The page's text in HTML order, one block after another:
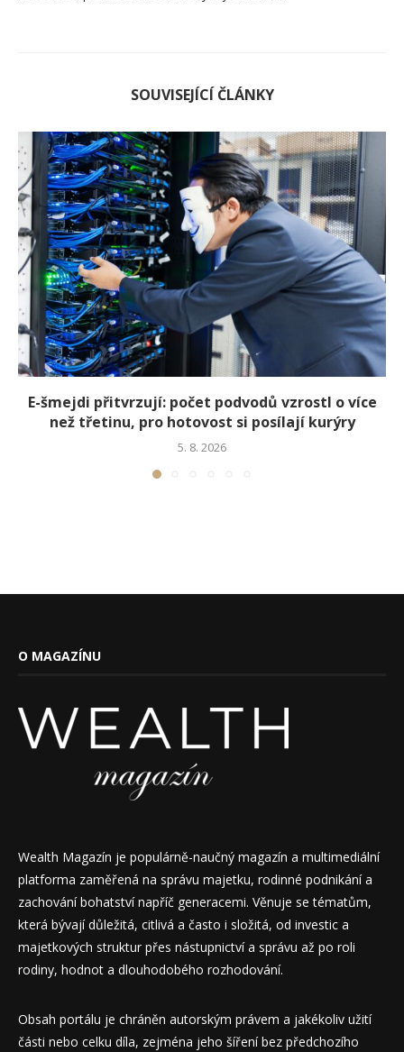
SOUVISEJÍCÍ ČLÁNKY
E-šmejdi přitvrzují: počet podvodů vzrostl o více
než třetinu, pro hotovost si posílají kurýry
5. 8. 2026
O MAGAZÍNU
Wealth Magazín je populárně-naučný magazín a multimediální
platforma zaměřená na správu majetku, rodinné podnikání a
zachování bohatství napříč generacemi. Věnuje se tématům,
která bývají důležitá, citlivá a často i složitá, od investic a
majetkových struktur přes nástupnictví a správu až po roli
rodiny, hodnot a dlouhodobého rozhodování.
Obsah portálu je chráněn autorským právem a jakékoliv užití
části nebo celku díla, zejména jeho šíření bez předchozího